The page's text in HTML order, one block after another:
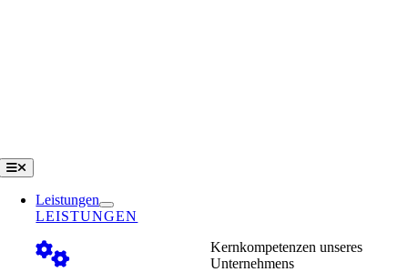
Toggle
Navigation
Leistungen
LEISTUNGEN
Kernkompetenzen unseres
Unternehmens